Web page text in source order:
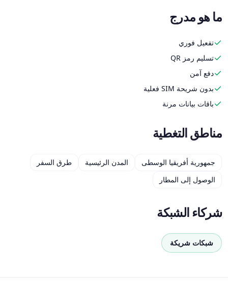
ما هو مدرج
تفعيل فوري
تسليم رمز QR
دفع آمن
بدون شريحة SIM فعلية
باقات بيانات مرنة
مناطق التغطية
جمهورية أفريقيا الوسطى المدن الرئيسية
طرق السفر
الوصول إلى المطار
شركاء الشبكة
شبكات شريكة